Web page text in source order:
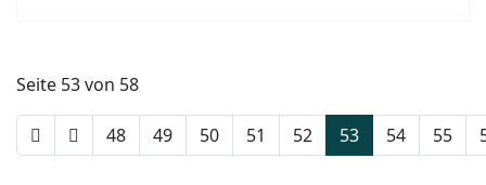
Seite 53 von 58
48 49 50 51 52 53 54 55